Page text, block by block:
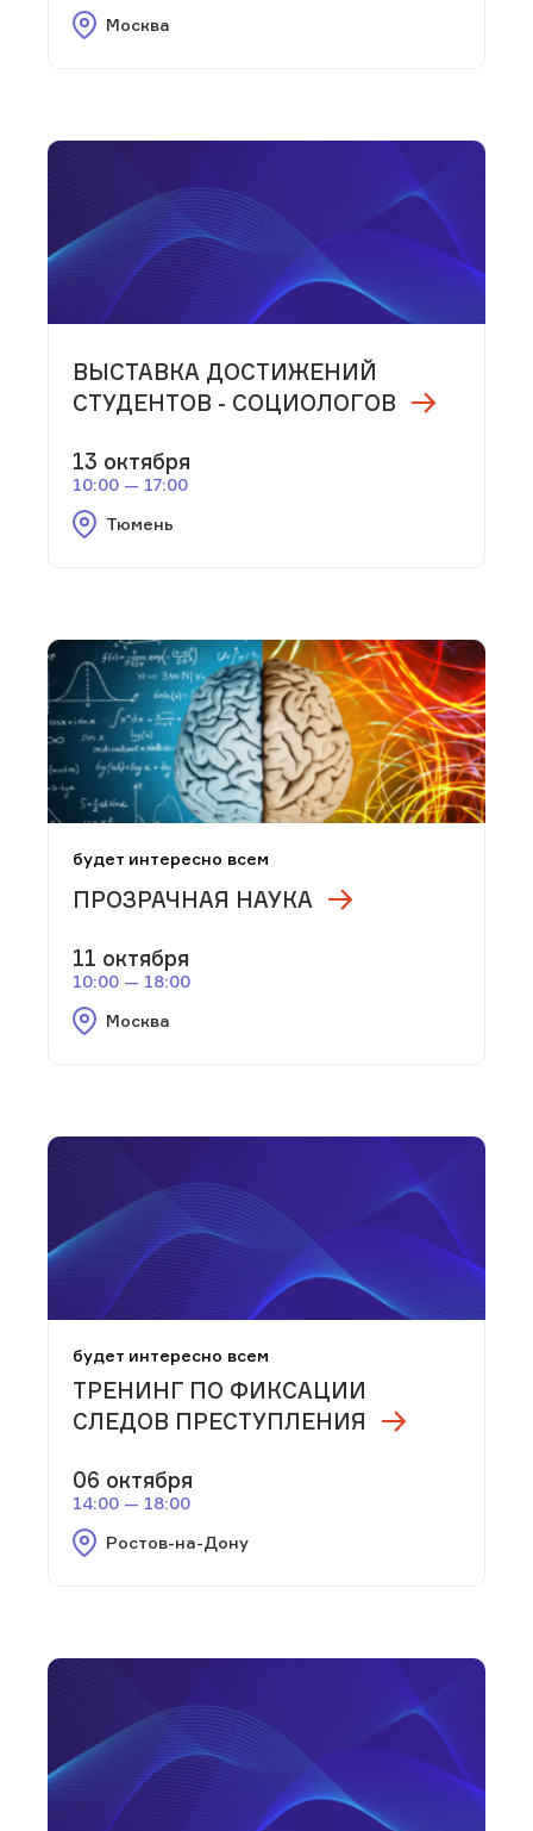
Москва
ВЫСТАВКА ДОСТИЖЕНИЙ
СТУДЕНТОВ - СОЦИОЛОГОВ
13 октября
10:00 — 17:00
Тюмень
будет интересно всем
ПРОЗРАЧНАЯ НАУКА
11 октября
10:00 — 18:00
Москва
будет интересно всем
ТРЕНИНГ ПО ФИКСАЦИИ
СЛЕДОВ ПРЕСТУПЛЕНИЯ
06 октября
14:00 — 18:00
Ростов-на-Дону